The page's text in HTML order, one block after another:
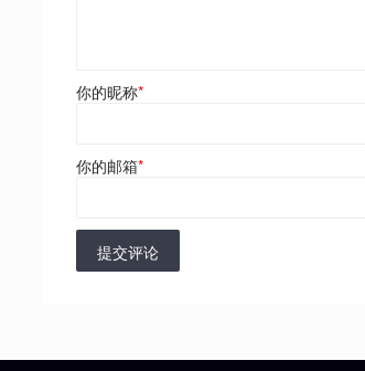
你的昵称*
你的邮箱*
提交评论